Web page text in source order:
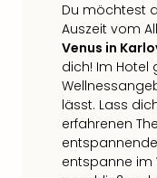
Du möchtest
Auszeit vom
Venus in
dich! Im Hotel
lässt. Lass
erfahrenen
entspanne im